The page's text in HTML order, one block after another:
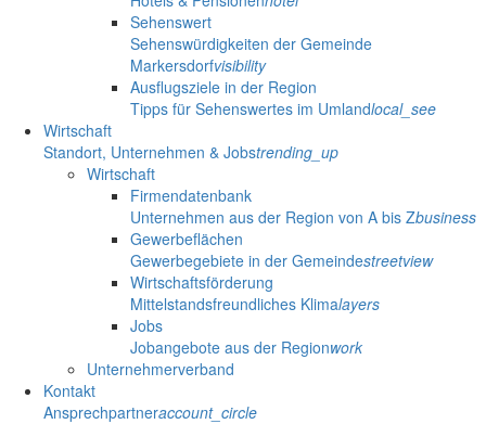
Sehenswert
Sehenswürdigkeiten der Gemeinde
Markersdorfvisibility
Ausflugsziele in der Region
Tipps für Sehenswertes im Umlandlocal_see
Wirtschaft
Standort, Unternehmen & Jobstrending_up
Wirtschaft
Firmendatenbank
Unternehmen aus der Region von A bis Zbusiness
Gewerbeflächen
Gewerbegebiete in der Gemeindestreetview
Wirtschaftsförderung
Mittelstandsfreundliches Klimalayers
Jobs
Jobangebote aus der Regionwork
Unternehmerverband
Kontakt
Ansprechpartneraccount_circle